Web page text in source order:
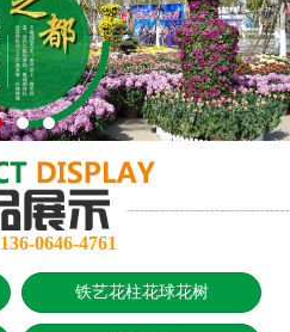
136-0646-4761
铁艺花柱花球花树